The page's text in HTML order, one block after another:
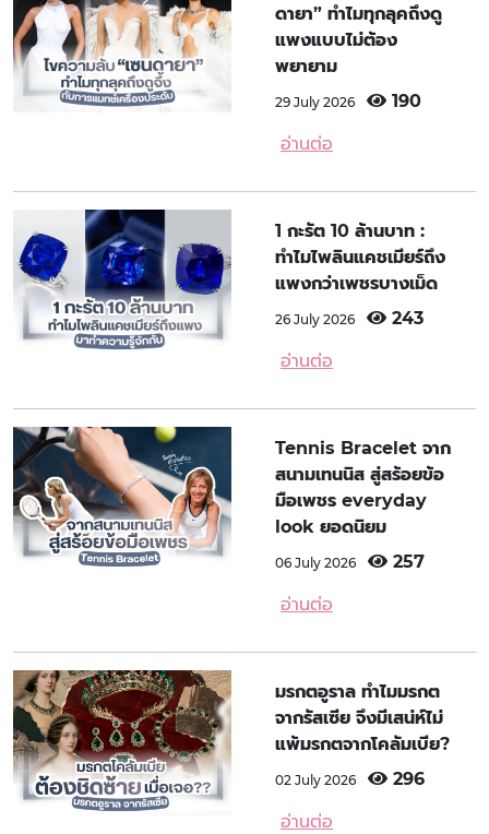
ดายา” ทำไมทุกลุคถึงดู
แพงแบบไม่ต้อง
พยายาม
29 July 2026 190
อ่านต่อ
1 กะรัต 10 ล้านบาท :
ทำไมไพลินแคชเมียร์ถึง
แพงกว่าเพชรบางเม็ด
26 July 2026 243
อ่านต่อ
Tennis Bracelet จาก
สนามเทนนิส สู่สร้อยข้อ
มือเพชร everyday
look ยอดนิยม
06 July 2026 257
อ่านต่อ
มรกตอูราล ทำไมมรกต
จากรัสเซีย จึงมีเสน่ห์ไม่
แพ้มรกตจากโคลัมเบีย?
02 July 2026 296
อ่านต่อ